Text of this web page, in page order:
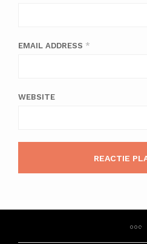
EMAIL ADDRESS *
WEBSITE